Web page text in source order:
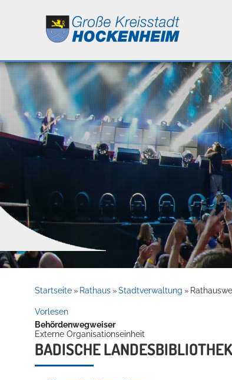
Leben
Kultur
Service
Startseite » Rathaus » Stadtverwaltung »
Vorlesen
Behördenwegweiser
Externe Organisationseinheit
BADISCHE LANDESBIBLIOTHEK